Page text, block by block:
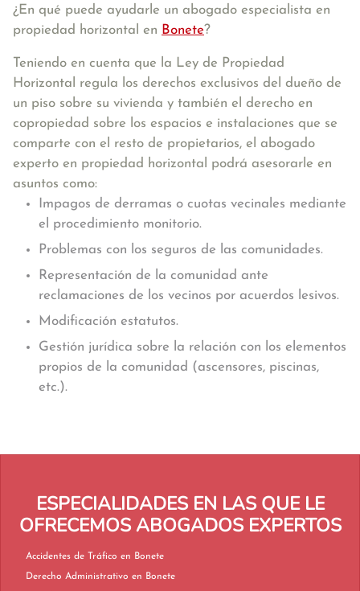
¿En qué puede ayudarle un abogado especialista en
propiedad horizontal en Bonete?
Teniendo en cuenta que la Ley de Propiedad
Horizontal regula los derechos exclusivos del dueño de
un piso sobre su vivienda y también el derecho en
copropiedad sobre los espacios e instalaciones que se
comparte con el resto de propietarios, el abogado
experto en propiedad horizontal podrá asesorarle en
asuntos como:
Impagos de derramas o cuotas vecinales mediante
el procedimiento monitorio.
Problemas con los seguros de las comunidades.
Representación de la comunidad ante
reclamaciones de los vecinos por acuerdos lesivos.
Modificación estatutos.
Gestión jurídica sobre la relación con los elementos
propios de la comunidad (ascensores, piscinas,
etc.).
ESPECIALIDADES EN LAS QUE LE
OFRECEMOS ABOGADOS EXPERTOS
Accidentes de Tráfico en Bonete
Derecho Administrativo en Bonete